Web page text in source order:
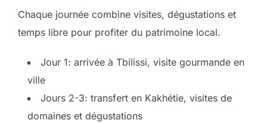
Chaque journée combine visites, dégustations et
temps libre pour profiter du patrimoine local.
Jour 1: arrivée à Tbilissi, visite gourmande en
ville
Jours 2-3: transfert en Kakhétie, visites de
domaines et dégustations